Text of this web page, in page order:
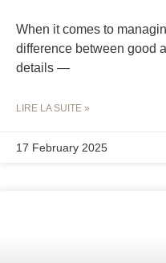
When it comes to
difference between good
details —
LIRE LA SUITE »
17 February 2025